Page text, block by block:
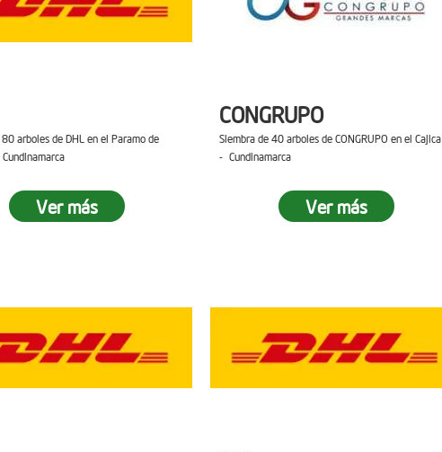
arboles de DHL en el Paramo de
Ver más
CONGRUPO
Siembra de 40 arboles de CONGRUPO en el Cajica
- Cundinamarca
Ver más